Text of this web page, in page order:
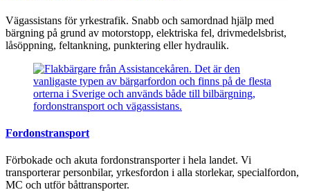
Vägassistans för yrkestrafik. Snabb och samordnad hjälp med
bärgning på grund av motorstopp, elektriska fel, drivmedelsbrist,
låsöppning, feltankning, punktering eller hydraulik.
Fordonstransport
Förbokade och akuta fordonstransporter i hela landet. Vi
transporterar personbilar, yrkesfordon i alla storlekar, specialfordon,
MC och utför båttransporter.